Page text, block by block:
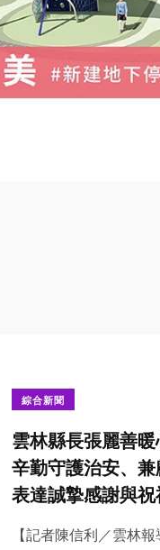
綜合新聞
雲林縣長張麗善
辛勤守護治安、
表達誠摯感謝與祝
【記者陳信利／雲林